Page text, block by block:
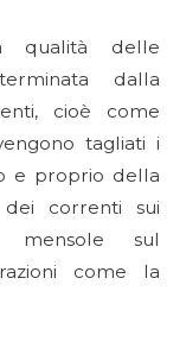
qualità delle
dalla
cioè come
tagliati i
e proprio della
correnti sui
mensole sul
come la